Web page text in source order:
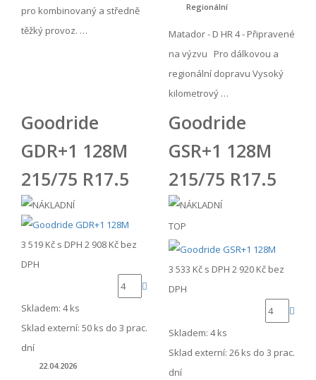
pro kombinovaný a středně
těžký provoz. …
Regionální
Matador - D HR 4 - Připravené
na výzvu Pro dálkovou a
regionální dopravu Vysoký
kilometrový …
Goodride
GDR+1 128M
215/75 R17.5
3 519 Kč s DPH 2 908 Kč bez
DPH
Skladem: 4 ks
Sklad externí: 50 ks do 3 prac.
dní
22.04.2026
Goodride
GSR+1 128M
215/75 R17.5
TOP
3 533 Kč s DPH 2 920 Kč bez
DPH
Skladem: 4 ks
Sklad externí: 26 ks do 3 prac.
dní